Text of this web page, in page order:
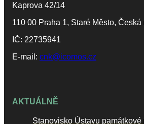
Kaprova 42/14
110 00 Praha 1, Staré Město, Česká
IČ: 22735941
E-mail: cnk@icomos.cz
AKTUÁLNĚ
Stanovisko Ústavu